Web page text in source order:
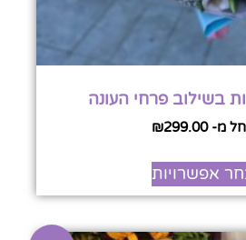
בשילוב פרחי העונה
מ- ₪299.00
אפשרויות